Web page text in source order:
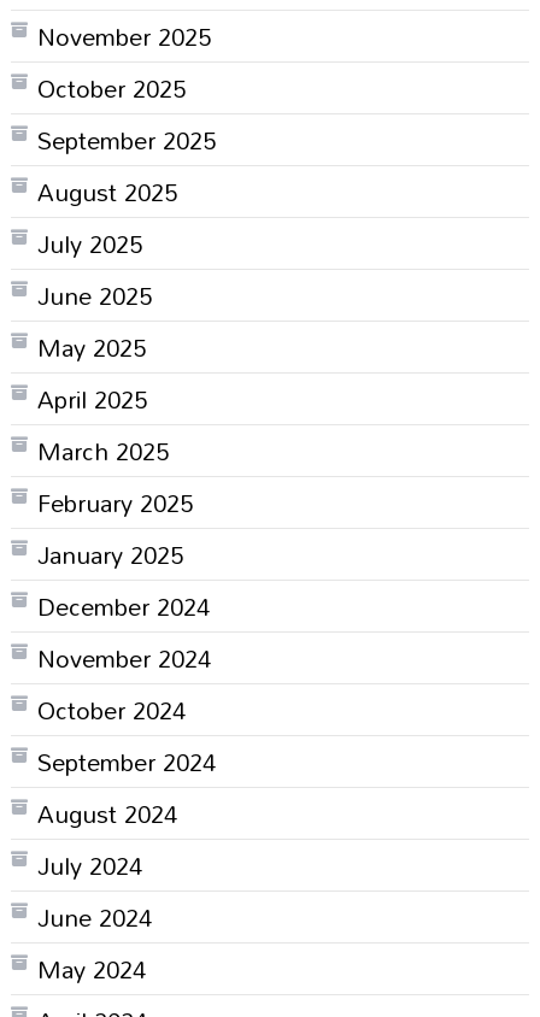
November 2025
October 2025
September 2025
August 2025
July 2025
June 2025
May 2025
April 2025
March 2025
February 2025
January 2025
December 2024
November 2024
October 2024
September 2024
August 2024
July 2024
June 2024
May 2024